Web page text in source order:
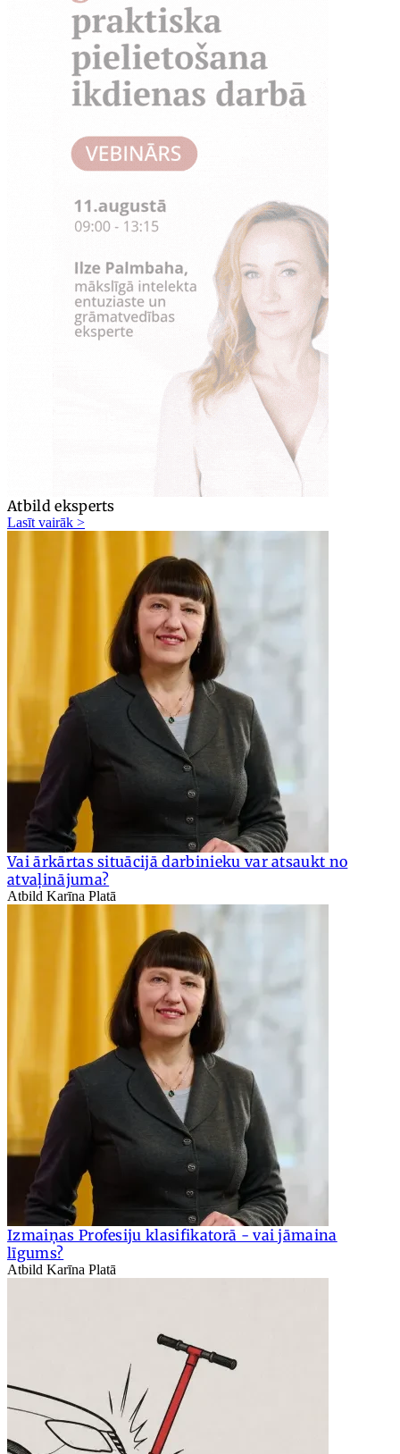
Atbild eksperts
Lasīt vairāk >
Vai ārkārtas situācijā darbinieku var atsaukt no
atvaļinājuma?
Atbild Karīna Platā
Izmaiņas Profesiju klasifikatorā - vai jāmaina
līgums?
Atbild Karīna Platā